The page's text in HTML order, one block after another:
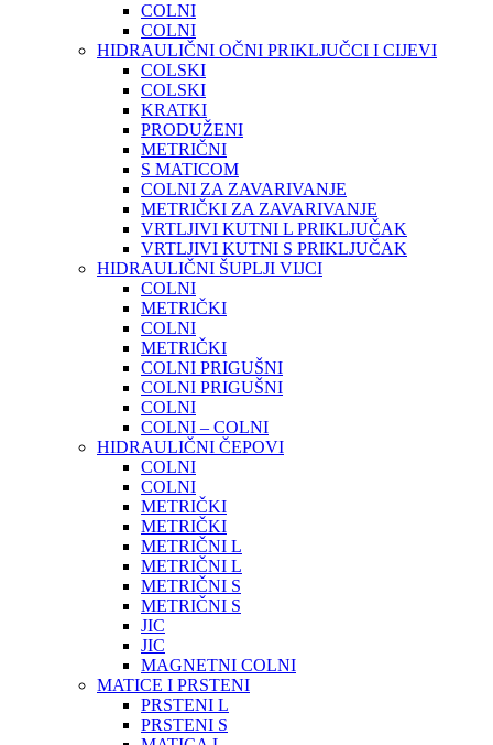
COLNI
COLNI
HIDRAULIČNI OČNI PRIKLJUČCI I CIJEVI
COLSKI
COLSKI
KRATKI
PRODUŽENI
METRIČNI
S MATICOM
COLNI ZA ZAVARIVANJE
METRIČKI ZA ZAVARIVANJE
VRTLJIVI KUTNI L PRIKLJUČAK
VRTLJIVI KUTNI S PRIKLJUČAK
HIDRAULIČNI ŠUPLJI VIJCI
COLNI
METRIČKI
COLNI
METRIČKI
COLNI PRIGUŠNI
COLNI PRIGUŠNI
COLNI
COLNI – COLNI
HIDRAULIČNI ČEPOVI
COLNI
COLNI
METRIČKI
METRIČKI
METRIČNI L
METRIČNI L
METRIČNI S
METRIČNI S
JIC
JIC
MAGNETNI COLNI
MATICE I PRSTENI
PRSTENI L
PRSTENI S